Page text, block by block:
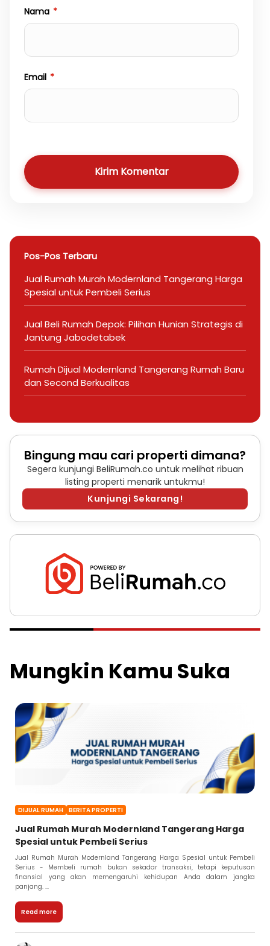
Nama *
Email *
Kirim Komentar
Pos-Pos Terbaru
Jual Rumah Murah Modernland Tangerang Harga
Spesial untuk Pembeli Serius
Jual Beli Rumah Depok: Pilihan Hunian Strategis di
Jantung Jabodetabek
Rumah Dijual Modernland Tangerang Rumah Baru
dan Second Berkualitas
Bingung mau cari properti dimana?
Segera kunjungi BeliRumah.co untuk melihat ribuan
listing properti menarik untukmu!
Kunjungi Sekarang!
Mungkin Kamu Suka
DIJUAL RUMAH BERITA PROPERTI
Jual Rumah Murah Modernland Tangerang Harga
Spesial untuk Pembeli Serius
Jual Rumah Murah Modernland Tangerang Harga Spesial untuk Pembeli
Serius - Membeli rumah bukan sekadar transaksi, tetapi keputusan
finansial yang akan memengaruhi kehidupan Anda dalam jangka
panjang. ...
Read more